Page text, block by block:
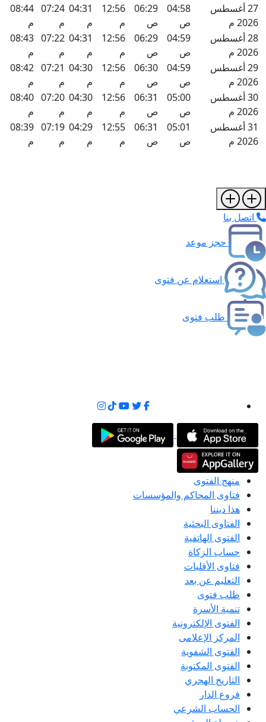
27 أغسطس
2026 م
04:58
ص
06:29
ص
12:56
م
04:31
م
07:24
م
08:44
م
28 أغسطس
2026 م
04:59
ص
06:29
ص
12:56
م
04:31
م
07:22
م
08:43
م
29 أغسطس
2026 م
04:59
ص
06:30
ص
12:56
م
04:30
م
07:21
م
08:42
م
30 أغسطس
2026 م
05:00
ص
06:31
ص
12:56
م
04:30
م
07:20
م
08:40
م
31 أغسطس
2026 م
05:01
ص
06:31
ص
12:55
م
04:29
م
07:19
م
08:39
م
اتصل بنا
حجز موعد
استعلام عن فتوى
طلب فتوى
منهج الفتوى
فتاوى المحاكم والمؤسسات
هذا ديننا
الفتاوى البحثية
الفتوى الهاتفية
حساب الزكاة
فتاوى الأقليات
التعليم عن بعد
طلب فتوى
تنمية الأسرة
الفتوى الإلكترونية
المركز الإعلامى
الفتوى الشفوية
الفتوى المكتوبة
التاريخ الهجري
فروع الدار
الحساب الشرعي